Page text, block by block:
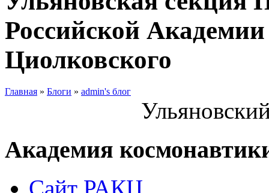
Российской
Циолковского
Главная » Блоги » admin's блог
Академия